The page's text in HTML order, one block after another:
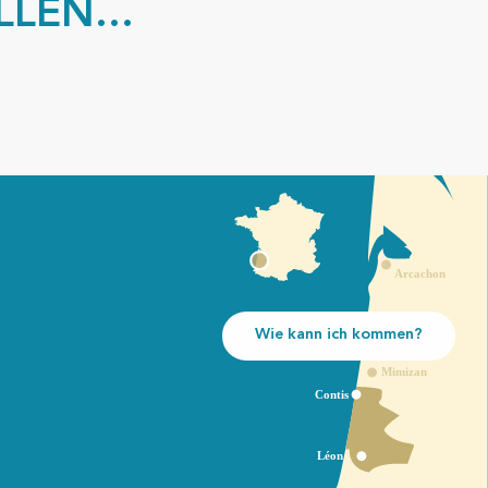
Wie kann ich kommen?